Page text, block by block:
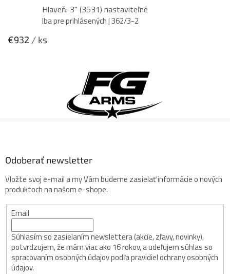
Hlaveň: 3" (3531) nastaviteľné
Iba pre prihlásených| 362/3-2
€932 / ks
t
Odoberať newsletter
Vložte svoj e-mail a my Vám budeme zasielať informácie o nových
produktoch na našom e-shope.
Email
Súhlasím so zasielaním newslettera (akcie, zľavy, novinky),
potvrdzujem, že mám viac ako 16 rokov, a udeľujem súhlas so
spracovaním osobných údajov podľa pravidiel ochrany osobných
údajov.